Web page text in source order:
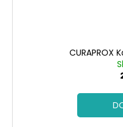
CURAPROX